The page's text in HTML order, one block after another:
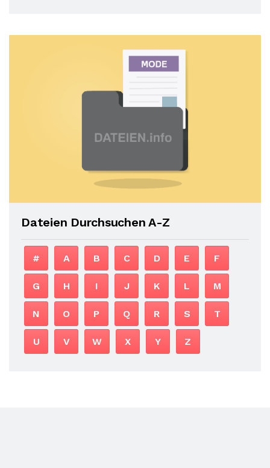
Dateien Durchsuchen A-Z
# A B C D E F
G H I J K L M
N O P Q R S T
U V W X Y Z